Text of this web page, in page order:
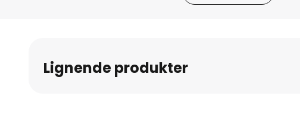
bildegalleri
Lignende produkter